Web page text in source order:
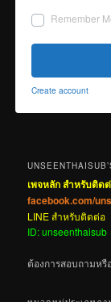
Remember
Create account
เพจหลัก สำหรับติด
facebook.com/
LINE สำหรับติดต่อ
ID: unseenthaisub
ต้องการสอบถามห